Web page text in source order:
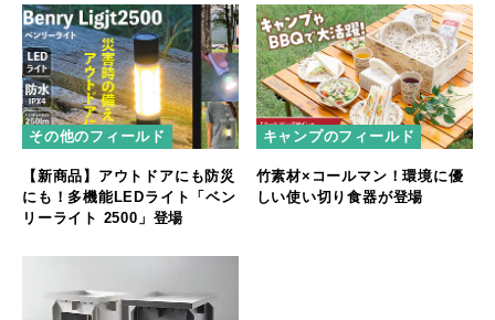
その他のフィールド
【新商品】アウトドアにも防災
にも！多機能LEDライト「ベン
リーライト 2500」登場
キャンプのフィールド
竹素材×コールマン！環境に優
しい使い切り食器が登場